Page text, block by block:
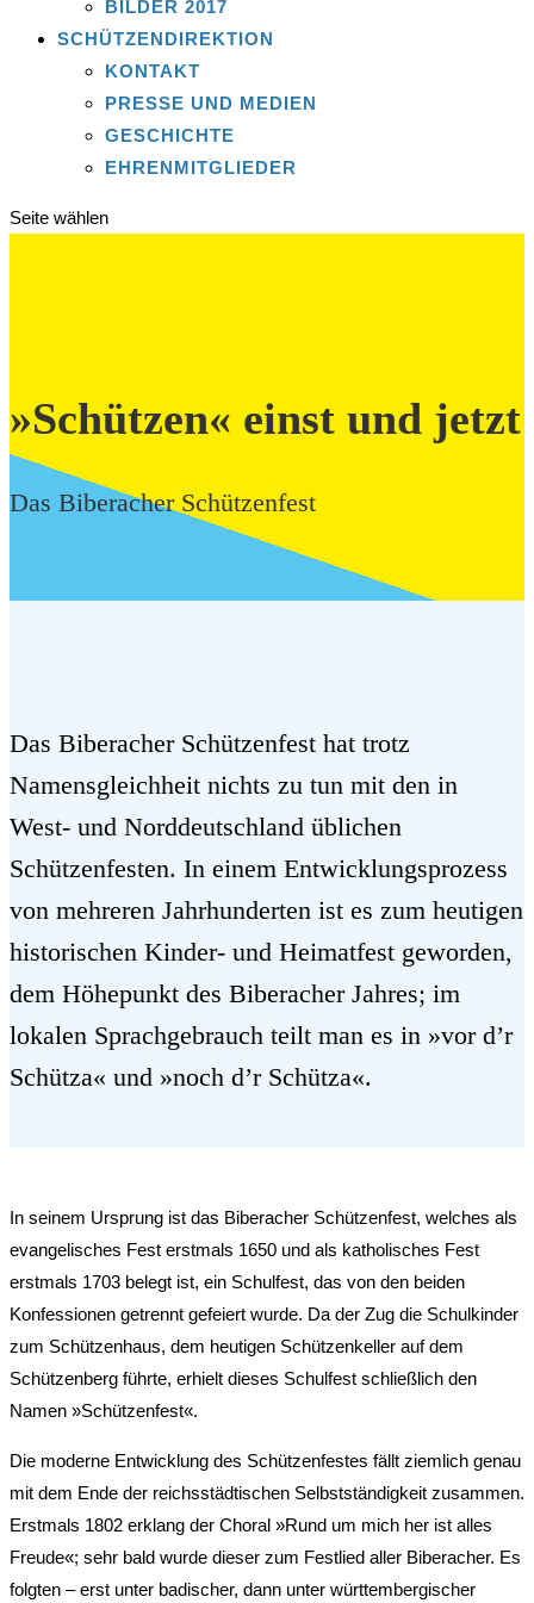
BILDER 2017
SCHÜTZENDIREKTION
KONTAKT
PRESSE UND MEDIEN
GESCHICHTE
EHRENMITGLIEDER
Seite wählen
»Schützen« einst und jetzt
Das Biberacher Schützenfest
Das Biberacher Schützenfest hat trotz
Namensgleichheit nichts zu tun mit den in
West- und Norddeutschland üblichen
Schützenfesten. In einem Entwicklungsprozess
von mehreren Jahrhunderten ist es zum heutigen
historischen Kinder- und Heimatfest geworden,
dem Höhepunkt des Biberacher Jahres; im
lokalen Sprachgebrauch teilt man es in »vor d’r
Schütza« und »noch d’r Schütza«.
In seinem Ursprung ist das Biberacher Schützenfest, welches als
evangelisches Fest erstmals 1650 und als katholisches Fest
erstmals 1703 belegt ist, ein Schulfest, das von den beiden
Konfessionen getrennt gefeiert wurde. Da der Zug die Schulkinder
zum Schützenhaus, dem heutigen Schützenkeller auf dem
Schützenberg führte, erhielt dieses Schulfest schließlich den
Namen »Schützenfest«.
Die moderne Entwicklung des Schützenfestes fällt ziemlich genau
mit dem Ende der reichsstädtischen Selbstständigkeit zusammen.
Erstmals 1802 erklang der Choral »Rund um mich her ist alles
Freude«; sehr bald wurde dieser zum Festlied aller Biberacher. Es
folgten – erst unter badischer, dann unter württembergischer